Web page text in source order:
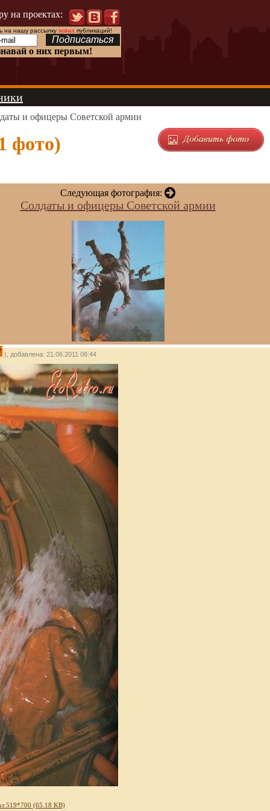
на проектах:
на нашу рассылку новыхпубликаций!
о них первым!
и офицеры Советской армии
фото)
Следующая фотография:
Солдаты и офицеры Советской армии
), добавлена: 21.06.2011 08:44
519*700 (65.18 KB)